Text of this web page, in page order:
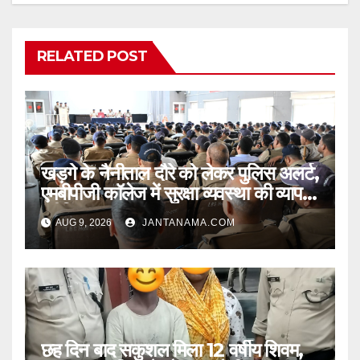
RELATED POST
खड़गे के नैनीताल दौरे को लेकर पुलिस अलर्ट,
एमबीपीजी कॉलेज में सुरक्षा व्यवस्था की व्यापक
ब्रीफिंग
AUG 9, 2026 JANTANAMA.COM
छह दिन बाद सकुशल मिला 12 वर्षीय शिवम,